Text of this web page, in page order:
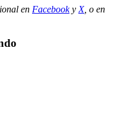
en Facebooky X, o en